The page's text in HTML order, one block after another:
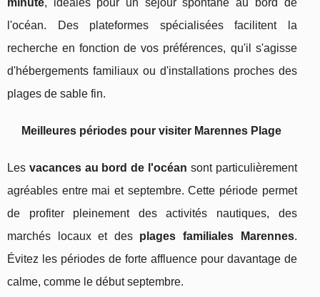
minute, idéales pour un séjour spontané au bord de
l'océan. Des plateformes spécialisées facilitent la
recherche en fonction de vos préférences, qu'il s'agisse
d'hébergements familiaux ou d'installations proches des
plages de sable fin.
Meilleures périodes pour visiter Marennes Plage
Les vacances au bord de l'océan sont particulièrement
agréables entre mai et septembre. Cette période permet
de profiter pleinement des activités nautiques, des
marchés locaux et des plages familiales Marennes.
Évitez les périodes de forte affluence pour davantage de
calme, comme le début septembre.